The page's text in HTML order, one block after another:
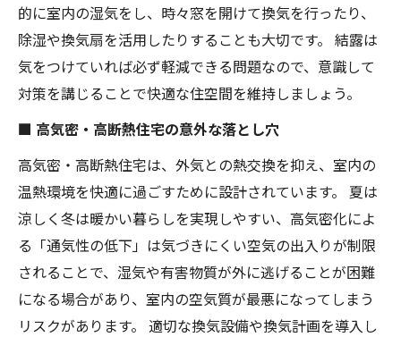
的に室内の湿気をし、時々窓を開けて換気を行ったり、
除湿や換気扇を活用したりすることも大切です。 結露は
気をつけていれば必ず軽減できる問題なので、意識して
対策を講じることで快適な住空間を維持しましょう。
■ 高気密・高断熱住宅の意外な落とし穴
高気密・高断熱住宅は、外気との熱交換を抑え、室内の
温熱環境を快適に過ごすために設計されています。 夏は
涼しく冬は暖かい暮らしを実現しやすい、高気密化によ
る「通気性の低下」は気づきにくい空気の出入りが制限
されることで、湿気や有害物質が外に逃げることが困難
になる場合があり、室内の空気質が最悪になってしまう
リスクがあります。 適切な換気設備や換気計画を導入し